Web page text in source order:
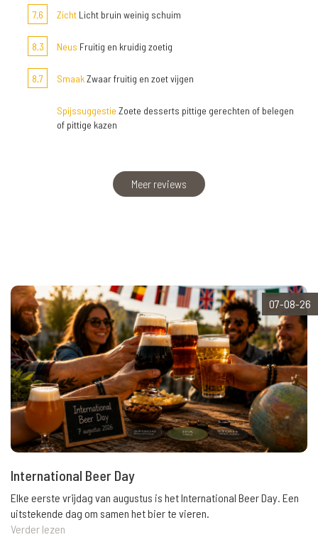
7,6
Zicht Licht bruin weinig schuim
8,3 Neus Fruitig en kruidig zoetig
8,7 SmaakZwaar fruitig en zoet vijgen
Spijssuggestie Zoete desserts pittige gerechten of belegen
of pittige kazen
Meer reviews
07-08-26
International Beer Day
Elke eerste vrijdag van augustus is het International Beer Day. Een
uitstekende dag om samen het bier te vieren.
Verder lezen